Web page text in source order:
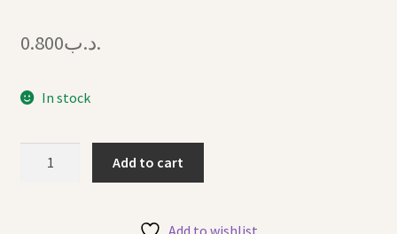
.د.ب0.800
In stock
Add to cart
Add to wishlist